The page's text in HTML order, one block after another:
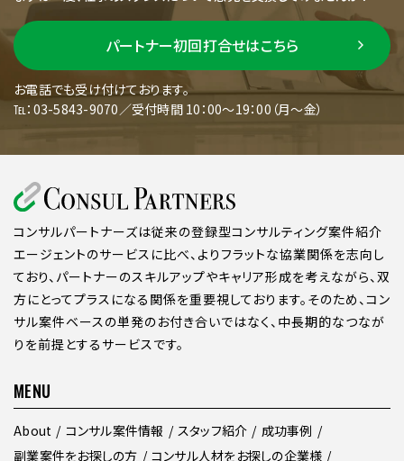
パートナー初回打合せはこちら
お電話でも受け付けております。
℡：03-5843-9070／受付時間 10：00～19：00（月～金）
コンサルパートナーズは従来の登録型コンサルティング案件紹介
エージェントのサービスに比べ、よりフラットな協業関係を志向し
ており、パートナーのスキルアップやキャリア形成を考えながら、双
方にとってプラスになる関係を重要視しております。そのため、コン
サル案件ベースの単発のお付き合いではなく、中長期的なつなが
りを前提とするサービスです。
MENU
About コンサル案件情報 スタッフ紹介
成功事例
副業案件をお探しの方
コンサル人材をお探しの企業様